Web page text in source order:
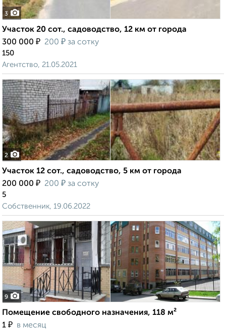
3
Участок 20 сот., садоводство, 12 км от города
300 000 ₽ 200 ₽ за сотку
150
Агентство, 21.05.2021
2
Участок 12 сот., садоводство, 5 км от города
200 000 ₽ 200 ₽ за сотку
5
Собственник, 19.06.2022
9
Помещение свободного назначения, 118 м²
1 ₽ в месяц